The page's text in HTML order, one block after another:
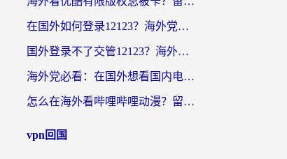
在国外如何登录12123？海外党必备的回国加速实用指南
国外登录不了交管12123？海外华人亲测有效的回国加速器选择指南
海外党必看：在国外想看国内电视剧用什么软件？3步解决地域限制
怎么在海外看哔哩哔哩动漫？留学生亲测有效的回国加速方案
vpn回国